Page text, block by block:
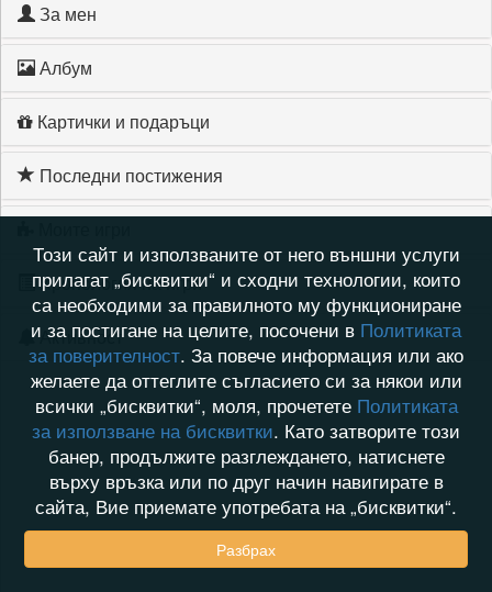
За мен
Албум
Картички и подаръци
Последни постижения
Хронология на игри
Активност
Този сайт и използваните от него външни услуги
прилагат „бисквитки“ и сходни технологии, които
са необходими за правилното му функциониране
и за постигане на целите, посочени в Политиката
за поверителност. За повече информация или ако
желаете да оттеглите съгласието си за някои или
всички „бисквитки“, моля, прочетете Политиката
за използване на бисквитки. Като затворите този
банер, продължите разглеждането, натиснете
върху връзка или по друг начин навигирате в
сайта, Вие приемате употребата на „бисквитки“.
Разбрах